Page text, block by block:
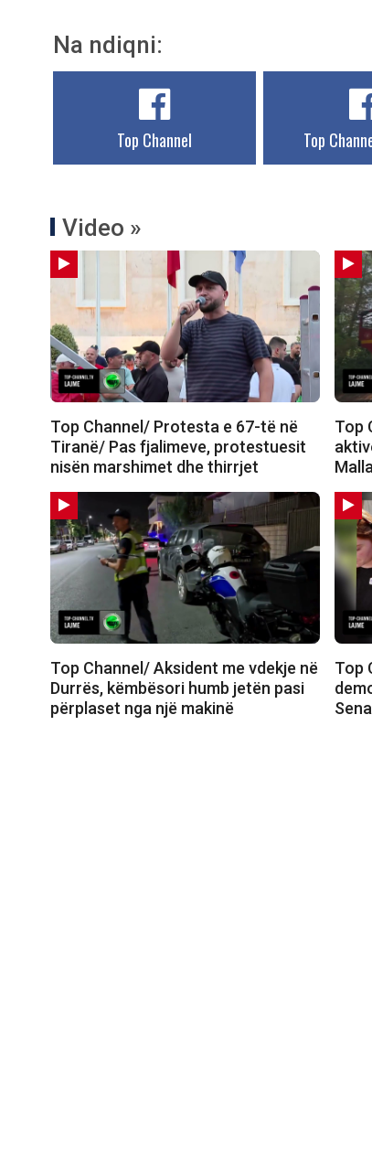
Na ndiqni:
Top Channel Top
Video »
Top Channel/ Protesta e 67-të në
Tiranë/ Pas fjalimeve, protestuesit
nisën marshimet dhe thirrjet
Top
Top Channel/ Aksident me vdekje në
Durrës, këmbësori humb jetën pasi
përplaset nga një makinë
Top